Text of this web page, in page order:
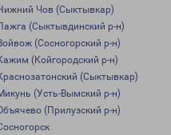
Чов (Сыктывкар)
(Сыктывдинский р-н)
(Сосногорский р-н)
(Койгородский р-н)
(Сыктывкар)
(Усть-Вымский р-н)
(Прилузский р-н)